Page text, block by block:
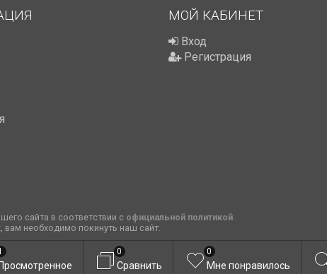
МОЙ КАБИНЕТ
Вход
Регистрация
сайта в соответствии с официальной политикой.
вам необходимо покинуть наш сайт.
Просмотренное Сравнить
0
Мне понравилось
0